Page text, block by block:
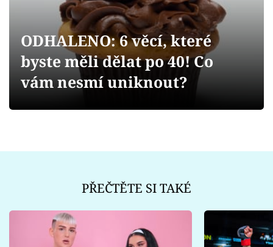
Videa
Sledujte prima+
ODHALENO: 6 věcí, které
byste měli dělat po 40! Co
vám nesmí uniknout?
PŘEČTĚTE SI TAKÉ